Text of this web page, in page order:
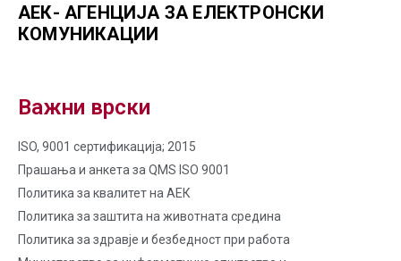
АЕК- АГЕНЦИЈА ЗА ЕЛЕКТРОНСКИ
КОМУНИКАЦИИ
Важни врски
ISO, 9001 сертификација; 2015
Прашања и анкета за QMS ISO 9001
Политика за квалитет на AЕК
Политика за заштита на животната средина
Политика за здравје и безбедност при работа